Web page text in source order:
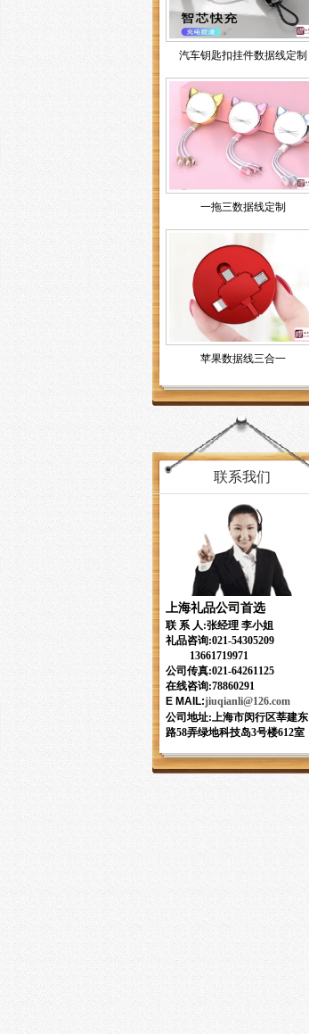
汽车钥匙扣挂件数据线定制
一拖三数据线定制
苹果数据线三合一
联系我们
上海礼品公司首选
联 系 人:张经理 李小姐
礼品咨询:021-54305209
13661719971
公司传真:021-64261125
在线咨询:78860291
E MAIL:jiuqianli@126.com
公司地址:上海市闵行区莘建东
路58弄绿地科技岛3号楼612室